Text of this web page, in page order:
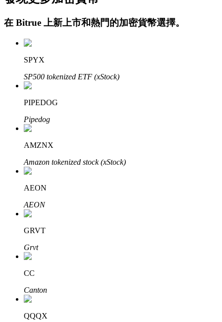
學習理財
了解如何賺取穩定收入
Bitrue
在 Bitrue 上新上市和熱門的加密貨幣選擇。
SPYX
SP500 tokenized ETF (xStock)
PIPEDOG
Pipedog
AMZNX
Amazon tokenized stock (xStock)
AEON
AEON
GRVT
Grvt
CC
Canton
QQQX